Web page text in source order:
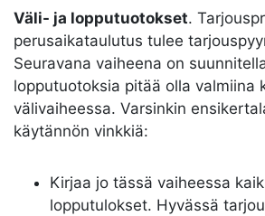
Väli- ja lopputuotokset.
perusaikataulutus tulee
Seuravana vaiheena on
lopputuotoksia pitää olla valmiina
välivaiheessa. Varsinkin
käytännön vinkkiä:
Kirjaa jo tässä vaiheessa
lopputulokset. Hyvässä